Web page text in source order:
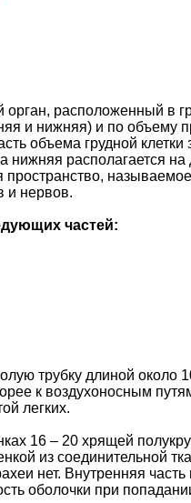
орган, расположенный в
и нижняя) и по объему
объема грудной
нижняя располагается
пространство,
и нервов.
частей:
трубку длиной около
к воздухоносным
легких.
16 – 20 хрящей
из соединительной
нет. Внутренняя часть
оболочки при